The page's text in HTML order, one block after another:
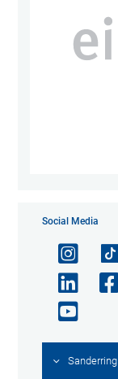
Social Media
Sanderring